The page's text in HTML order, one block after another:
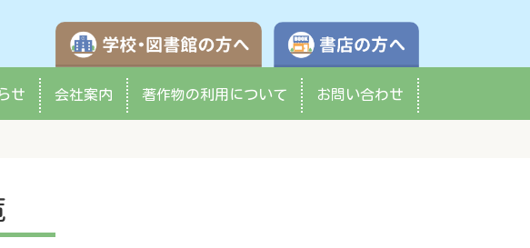
学校・図書館の方へ
せ 会社案内 著作物の利用について お問い合わせ